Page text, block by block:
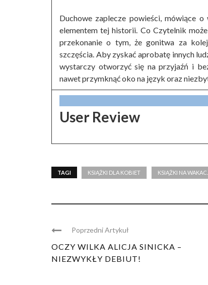
Duchowe zaplecze powieści, mówiące
elementem tej historii. Co Czytelnik
przekonanie o tym, że gonitwa za
szczęścia. Aby zyskać aprobatę innych
wystarczy otworzyć się na przyjaźń i
nawet przymknąć oko na język oraz
User Review
TAGI KSIĄŻKI DLA KOBIET KSIĄŻKI NA
Poprzedni Artykuł
OCZY WILKA ALICJA SINICKA –
NIEZWYKŁY DEBIUT!